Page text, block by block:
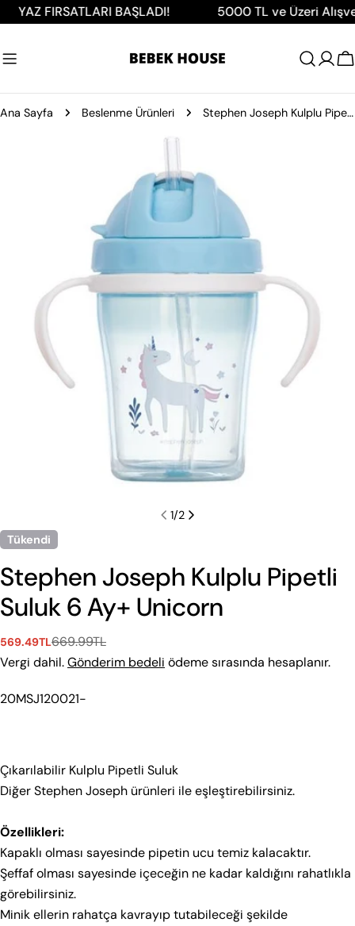
İçeriğe
FIRSATLARI BAŞLADI! 5000 TL ve Üzeri
Ana Sayfa Beslenme Ürünleri Stephen Joseph Kulplu Pipetli Suluk 6 Ay+ Unicorn
medyasını modda açın
1/2
Tükendi
Stephen Joseph Kulplu Pipetli
Suluk 6 Ay+ Unicorn
Satış
ücreti
569.49TL
Normal
fiyat
669.99TL
Vergi dahil.Gönderim bedeli ödeme sırasında hesaplanır.
Stok
20MSJ120021-
Çıkarılabilir Kulplu Pipetli Suluk
Diğer Stephen Joseph ürünleri ile eşleştirebilirsiniz.
Özellikleri:
Kapaklı olması sayesinde pipetin ucu temiz kalacaktır.
Şeffaf olması sayesinde içeceğin ne kadar kaldığını rahatlıkla
görebilirsiniz.
Minik ellerin rahatça kavrayıp tutabileceği şekilde
Beden Rehberi
Aşağıdan kategori seç. Tekstil ve Ayakkabı için ayrı
Bebek 0–36 Ay Çocuk 2–9 Yaş Genç 8–18 Yaş
Çorap